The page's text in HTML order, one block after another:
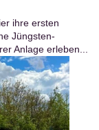
ihre ersten
Jüngsten-
Anlage erleben...